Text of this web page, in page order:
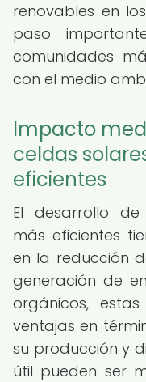
renovables en
paso
comunidades
con el medio
Impacto
celdas
eficientes
El desarrollo
más eficientes
en la reducción
generación de
orgánicos,
ventajas en
su producción y
útil pueden ser